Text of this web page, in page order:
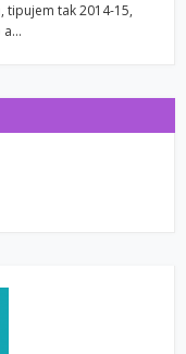
tipujem tak 2014-15,
a…